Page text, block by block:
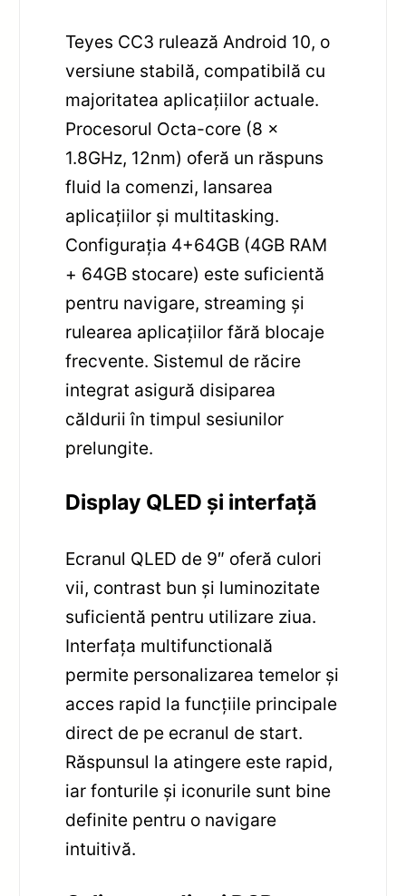
Teyes CC3 rulează Android 10, o
versiune stabilă, compatibilă cu
majoritatea aplicațiilor actuale.
Procesorul Octa-core (8 x
1.8GHz, 12nm) oferă un răspuns
fluid la comenzi, lansarea
aplicațiilor și multitasking.
Configurația 4+64GB (4GB RAM
+ 64GB stocare) este suficientă
pentru navigare, streaming și
rulearea aplicațiilor fără blocaje
frecvente. Sistemul de răcire
integrat asigură disiparea
căldurii în timpul sesiunilor
prelungite.
Display QLED și interfață
Ecranul QLED de 9″ oferă culori
vii, contrast bun și luminozitate
suficientă pentru utilizare ziua.
Interfața multifunctională
permite personalizarea temelor și
acces rapid la funcțiile principale
direct de pe ecranul de start.
Răspunsul la atingere este rapid,
iar fonturile și iconurile sunt bine
definite pentru o navigare
intuitivă.